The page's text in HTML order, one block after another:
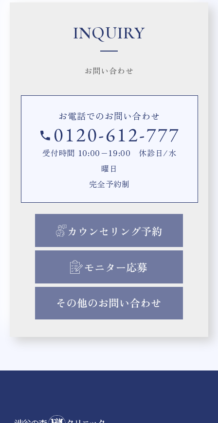
INQUIRY
お問い合わせ
お電話でのお問い合わせ
受付時間 10:00−19:00 休診日/水
曜日
完全予約制